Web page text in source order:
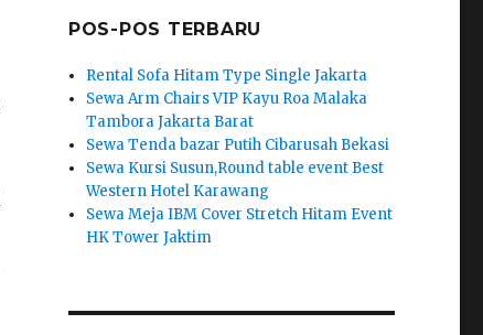
POS-POS TERBARU
Rental Sofa Hitam Type Single Jakarta
Sewa Arm Chairs VIP Kayu Roa Malaka
Tambora Jakarta Barat
Sewa Tenda bazar Putih Cibarusah Bekasi
Sewa Kursi Susun,Round table event Best
Western Hotel Karawang
Sewa Meja IBM Cover Stretch Hitam Event
HK Tower Jaktim